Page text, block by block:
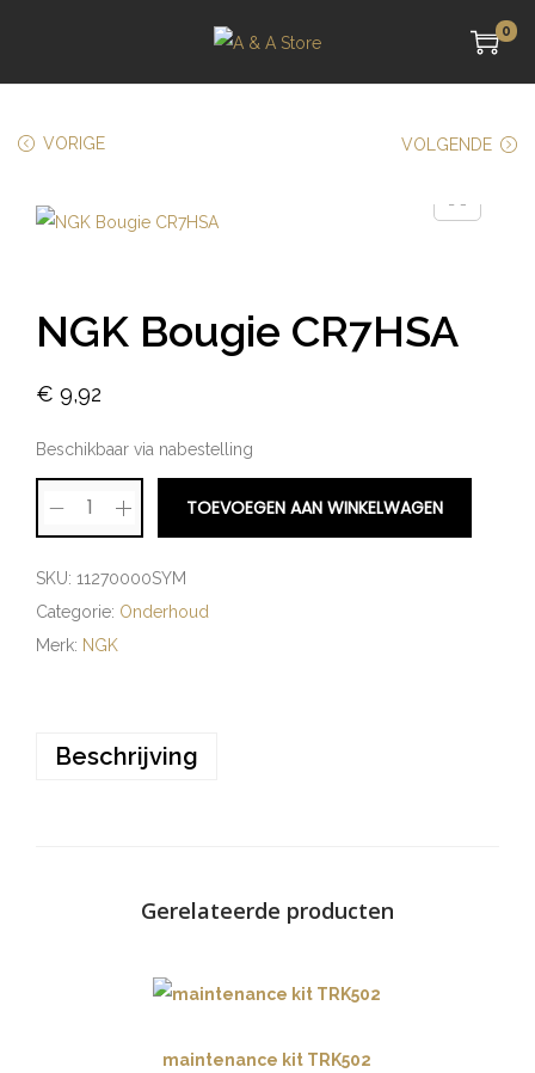
0
VORIGE VOLGENDE
NGK Bougie CR7HSA
€ 9,92
Beschikbaar via nabestelling
TOEVOEGEN AAN WINKELWAGEN
SKU: 11270000SYM
Categorie: Onderhoud
Merk: NGK
Beschrijving
Gerelateerde producten
maintenance kit TRK502